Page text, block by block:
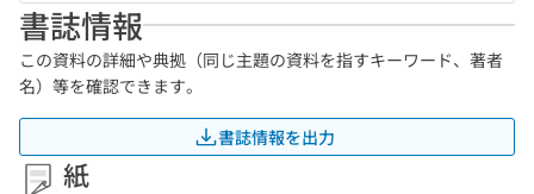
書誌情報
この資料の詳細や典拠（同じ主題の資料を指すキーワード、著者
名）等を確認できます。
書誌情報を出力
紙